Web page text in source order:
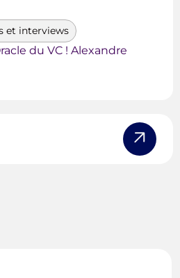
et interviews
du VC ! Alexandre